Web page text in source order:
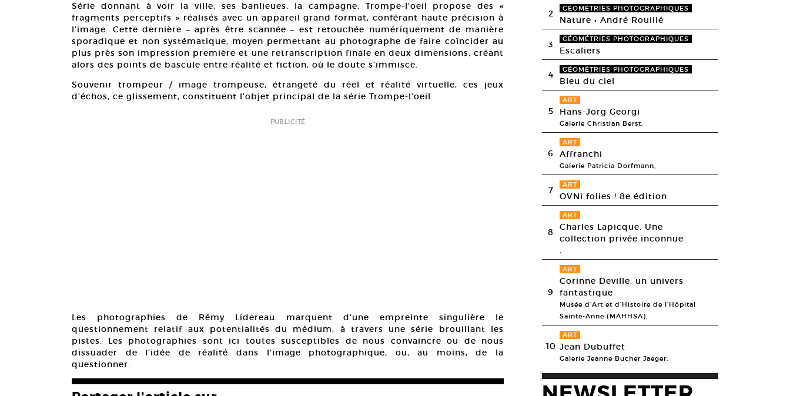
Série donnant à voir la ville, ses banlieues, la campagne, Trompe-l’oeil propose des «
fragments perceptifs » réalisés avec un appareil grand format, conférant haute précision à
l’image. Cette dernière – après être scannée – est retouchée numériquement de manière
sporadique et non systématique, moyen permettant au photographe de faire coïncider au
plus près son impression première et une retranscription finale en deux dimensions, créant
alors des points de bascule entre réalité et fiction, où le doute s’immisce.
Souvenir trompeur / image trompeuse, étrangeté du réel et réalité virtuelle, ces jeux
d’échos, ce glissement, constituent l’objet principal de la série Trompe-l’oeil.
PUBLICITÉ
Les photographies de Rémy Lidereau marquent d’une empreinte singulière le
questionnement relatif aux potentialités du médium, à travers une série brouillant les
pistes. Les photographies sont ici toutes susceptibles de nous convaincre ou de nous
dissuader de l’idée de réalité dans l’image photographique, ou, au moins, de la
questionner.
2 GÉOMÉTRIES PHOTOGRAPHIQUES
Nature • André Rouillé
3 GÉOMÉTRIES PHOTOGRAPHIQUES
Escaliers
4 GÉOMÉTRIES PHOTOGRAPHIQUES
Bleu du ciel
5
ART
Hans-Jörg Georgi
Galerie Christian Berst,
6
ART
Affranchi
Galerie Patricia Dorfmann,
7 ART
OVNi folies ! 8e édition
8
ART
Charles Lapicque. Une
collection privée inconnue
,
9
ART
Corinne Deville, un univers
fantastique
Musée d’Art et d’Histoire de l’Hôpital
Sainte-Anne (MAHHSA),
10
ART
Jean Dubuffet
Galerie Jeanne Bucher Jaeger,